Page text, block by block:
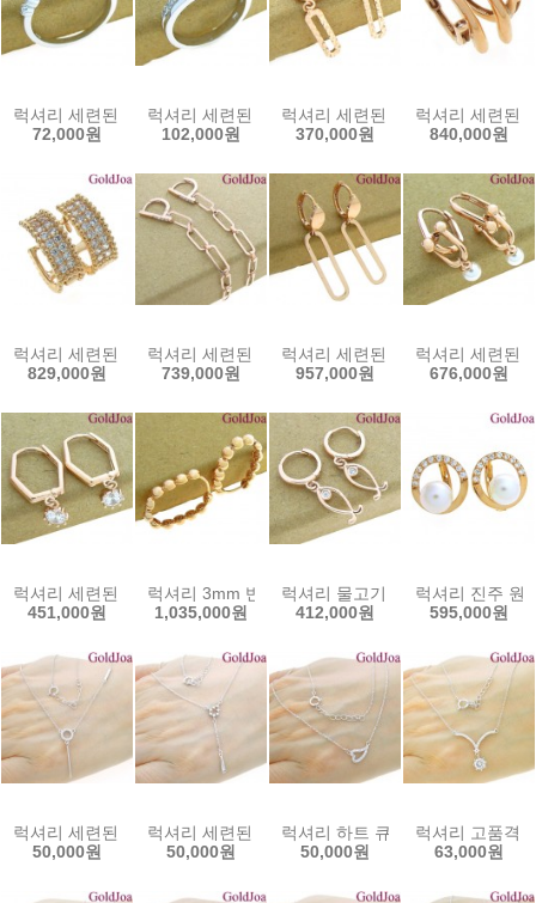
럭셔리 세련된 장미 큐빅 실버반지 (23235r) 순은 925 은반지 골드조
72,000원
럭셔리 세련된 뱀 큐빅 실버반지 (23234r) 선물인기
102,000원
럭셔리 세련된 원터치 컷팅 14k
370,000원
럭셔리 세련된
840,000원
럭셔리 세련된 원터치 큐빅 14k귀걸이 (s-a3576e) 14k이어링 골드조
829,000원
럭셔리 세련된 롱 원터치 큐빅 14k귀걸이 (s-
739,000원
럭셔리 세련된 원터치 14k귀걸이
957,000원
럭셔리 세련된
676,000원
럭셔리 세련된 원터치 큐빅 14k귀걸이 (s-a3681e) 14k이어링 골드조
451,000원
럭셔리 3mm 반공 원터치 볼 14k귀걸이 (s-2590e)
1,035,000원
럭셔리 물고기 원터치 큐빅 14k
412,000원
럭셔리 진주 원
595,000원
럭셔리 세련된 일체형 큐빅 실버목걸이 (41867c) 여성목걸이 골드조
50,000원
럭셔리 세련된 일체형 큐빅 실버목걸이 (41862c)
50,000원
럭셔리 하트 큐빅 일체형 실버목
50,000원
럭셔리 고품격
63,000원